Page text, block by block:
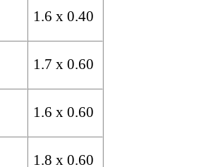
1.6 x 0.40
1.7 x 0.60
1.6 x 0.60
1.8 x 0.60